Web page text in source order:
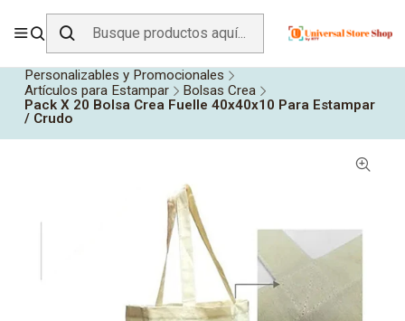
ENVÍO GRATIS SOBRE$19.990EN ZONA CENTRO
Personalizables y Promocionales
Artículos para Estampar
Bolsas Crea
Pack X 20 Bolsa Crea Fuelle 40x40x10 Para Estampar
/ Crudo